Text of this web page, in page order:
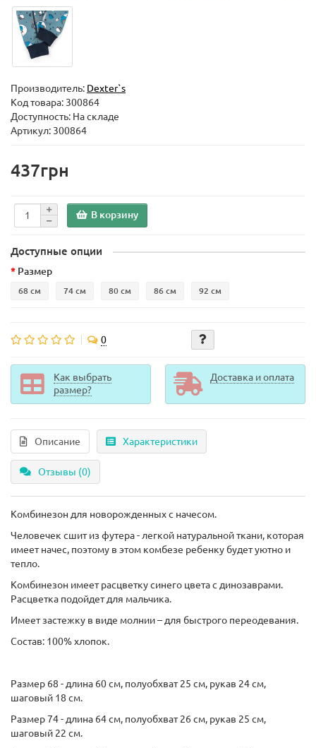
Производитель: Dexter`s
Код товара: 300864
Доступность: На складе
Артикул: 300864
437грн
В корзину
Доступные опции
Размер
68 см 74 см 80 см 86 см 92 см
0
Как выбрать
размер?
Доставка и оплата
Описание Характеристики
Отзывы (0)
Комбинезон для новорожденных с начесом.
Человечек сшит из футера - легкой натуральной ткани, которая
имеет начес, поэтому в этом комбезе ребенку будет уютно и
тепло.
Комбинезон имеет расцветку синего цвета с динозаврами.
Расцветка подойдет для мальчика.
Имеет застежку в виде молнии – для быстрого переодевания.
Состав: 100% хлопок.
Размер 68 - длина 60 см, полуобхват 25 см, рукав 24 см,
шаговый 18 см.
Размер 74 - длина 64 см, полуобхват 26 см, рукав 25 см,
шаговый 22 см.